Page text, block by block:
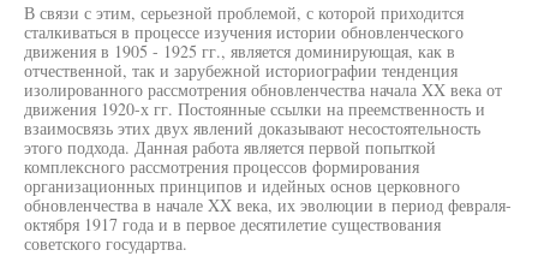
В связи с этим, серьезной проблемой, с которой приходится
сталкиваться в процессе изучения истории обновленческого
движения в 1905 - 1925 гг., является доминирующая, как в
отчественной, так и зарубежной историографии тенденция
изолированного рассмотрения обновленчества начала XX века от
движения 1920-х гг. Постоянные ссылки на преемственность и
взаимосвязь этих двух явлений доказывают несостоятельность
этого подхода. Данная работа является первой попыткой
комплексного рассмотрения процессов формирования
организационных принципов и идейных основ церковного
обновленчества в начале XX века, их эволюции в период февраля-
октября 1917 года и в первое десятилетие существования
советского государтва.